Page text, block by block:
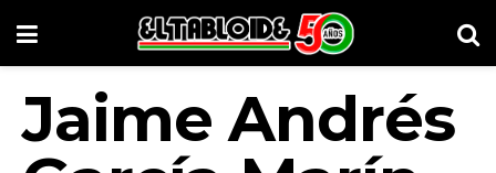
Jaime Andrés